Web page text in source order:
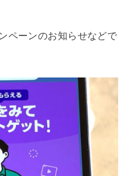
ペーンのお知らせなどで